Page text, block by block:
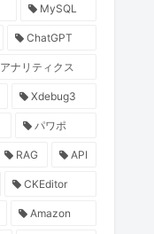
MySQL
ChatGPT
アナリティクス
Xdebug3
パワポ
RAG API
CKEditor
Amazon